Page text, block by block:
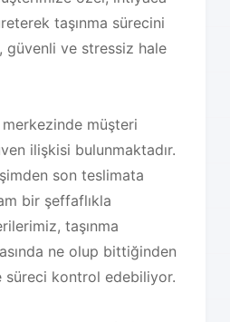
taşınma sürecini
güvenli ve stressiz hale
müşteri
ilişkisi bulunmaktadır.
son teslimata
bir şeffaflıkla
taşınma
ne olup bittiğinden
süreci kontrol edebiliyor.